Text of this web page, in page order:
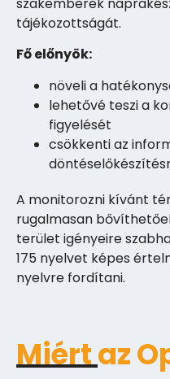
tájékozottságát.
Fő előnyök:
növeli a
lehetővé teszi a
figyelését
csökkenti az
A monitorozni kívánt
rugalmasan
terület igényeire
175 nyelvet képes
nyelvre fordítani.
Miért az